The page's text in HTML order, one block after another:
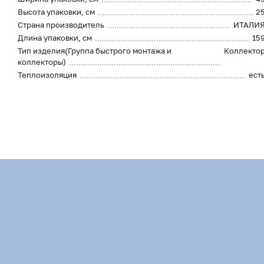
Высота упаковки, см
25
Страна производитель
ИТАЛИЯ
Длина упаковки, см
159
Тип изделия(Группа быстрого монтажа и
коллекторы)
Теплоизоляция